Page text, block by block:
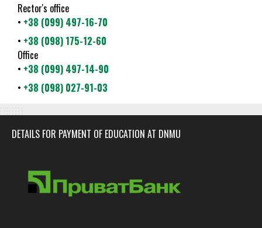
Rector's office
• +38 (099) 497-16-70
• +38 (098) 175-12-60
Office
• +38 (099) 497-14-90
• +38 (098) 027-91-03
DETAILS FOR PAYMENT OF EDUCATION AT DNMU